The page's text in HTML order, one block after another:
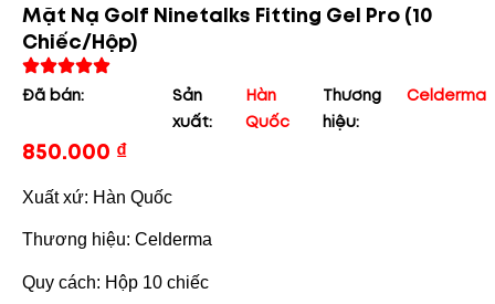
Mặt Nạ Golf Ninetalks Fitting Gel Pro (10
Chiếc/hộp)
Đã bán:
Sản
xuất:
Hàn
Quốc
Thương
hiệu:
Celderma
850.000 ₫
Xuất xứ: Hàn Quốc
Thương hiệu: Celderma
Quy cách: Hộp 10 chiếc